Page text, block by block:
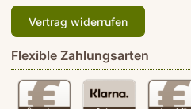
Vertrag widerrufen
Flexible Zahlungsarten